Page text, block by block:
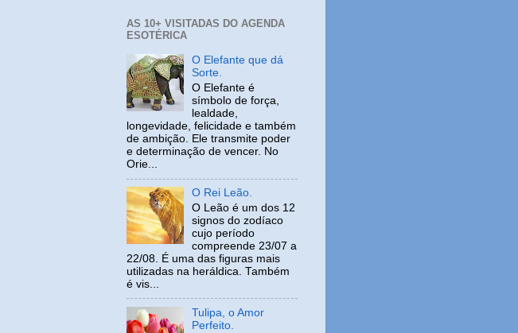
AS 10+ VISITADAS DO AGENDA
ESOTÉRICA
O Elefante que dá
Sorte.
O Elefante é
símbolo de força,
lealdade,
longevidade, felicidade e também
de ambição. Ele transmite poder
e determinação de vencer. No
Orie...
O Rei Leão.
O Leão é um dos 12
signos do zodíaco
cujo período
compreende 23/07 a
22/08. É uma das figuras mais
utilizadas na heráldica. Também
é vis...
Tulipa, o Amor
Perfeito.